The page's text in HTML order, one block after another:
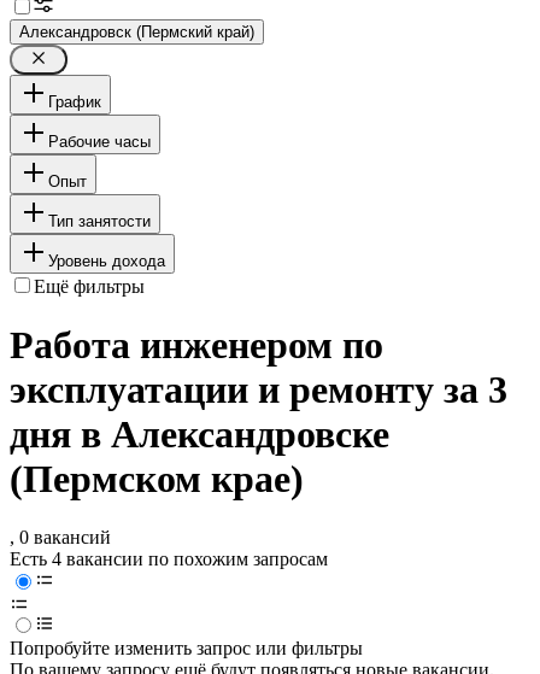
Александровск (Пермский край)
График
Рабочие часы
Опыт
Тип занятости
Уровень дохода
Ещё фильтры
Работа инженером по
эксплуатации и ремонту за 3
дня в Александровске
(Пермском крае)
, 0 вакансий
Есть 4 вакансии по похожим запросам
Попробуйте изменить запрос или фильтры